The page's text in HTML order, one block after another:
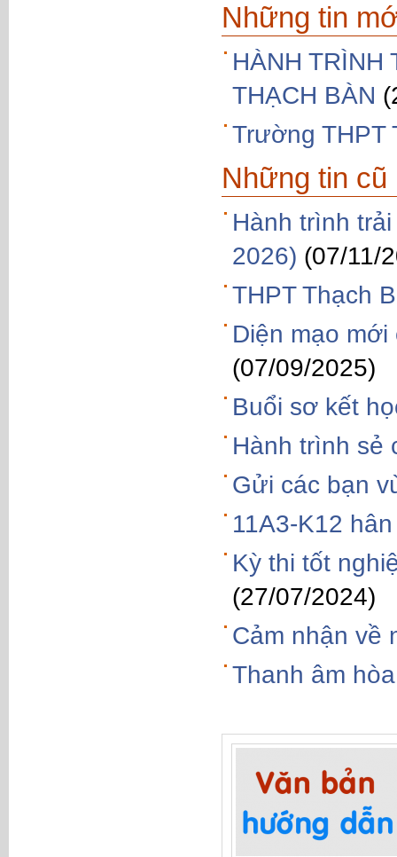
Những tin
HÀNH
THẠCH BÀN
Trường THPT
Những tin cũ
Hành trình
2026) (07/11/
THPT Thạch
Diện mạo
(07/09/2025)
Buổi sơ kết
Hành trình sẻ
Gửi các bạn
11A3-K12
Kỳ thi tốt
(27/07/2024)
Cảm nhận về
Thanh âm